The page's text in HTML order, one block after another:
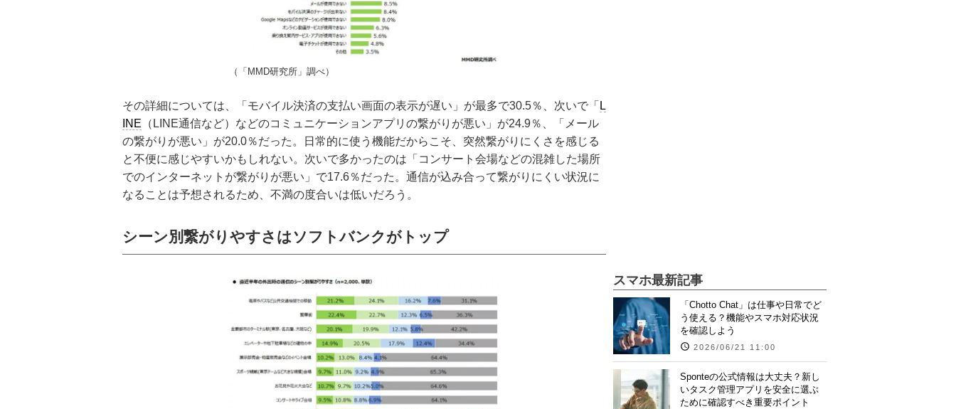
（「MMD研究所」調べ）
その詳細については、「モバイル決済の支払い画面の表示が遅い」が最多で30.5％、次いで「 L
INE （LINE通信など）などのコミュニケーションアプリの繋がりが悪い」が24.9％、「メール
の繋がりが悪い」が20.0％だった。日常的に使う機能だからこそ、突然繋がりにくさを感じる
と不便に感じやすいかもしれない。次いで多かったのは「コンサート会場などの混雑した場所
でのインターネットが繋がりが悪い」で17.6％だった。通信が込み合って繋がりにくい状況に
なることは予想されるため、不満の度合いは低いだろう。
シーン別繋がりやすさはソフトバンクがトップ
スマホ最新記事
「Chotto Chat」は仕事や日常でど
う使える？機能やスマホ対応状況
を確認しよう
2026/06/21 11:00
Sponteの公式情報は大丈夫？新し
いタスク管理アプリを安全に選ぶ
ために確認すべき重要ポイント